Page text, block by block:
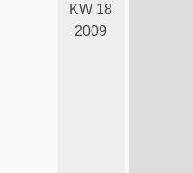
KW 18
2009